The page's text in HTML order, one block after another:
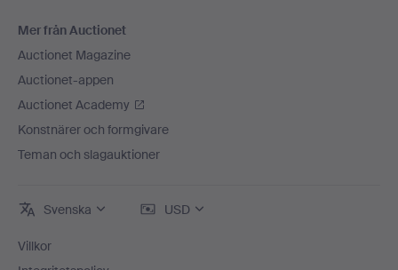
Mer från Auctionet
Auctionet Magazine
Auctionet-appen
Auctionet Academy
Konstnärer och formgivare
Teman och slagauktioner
Svenska USD
Villkor